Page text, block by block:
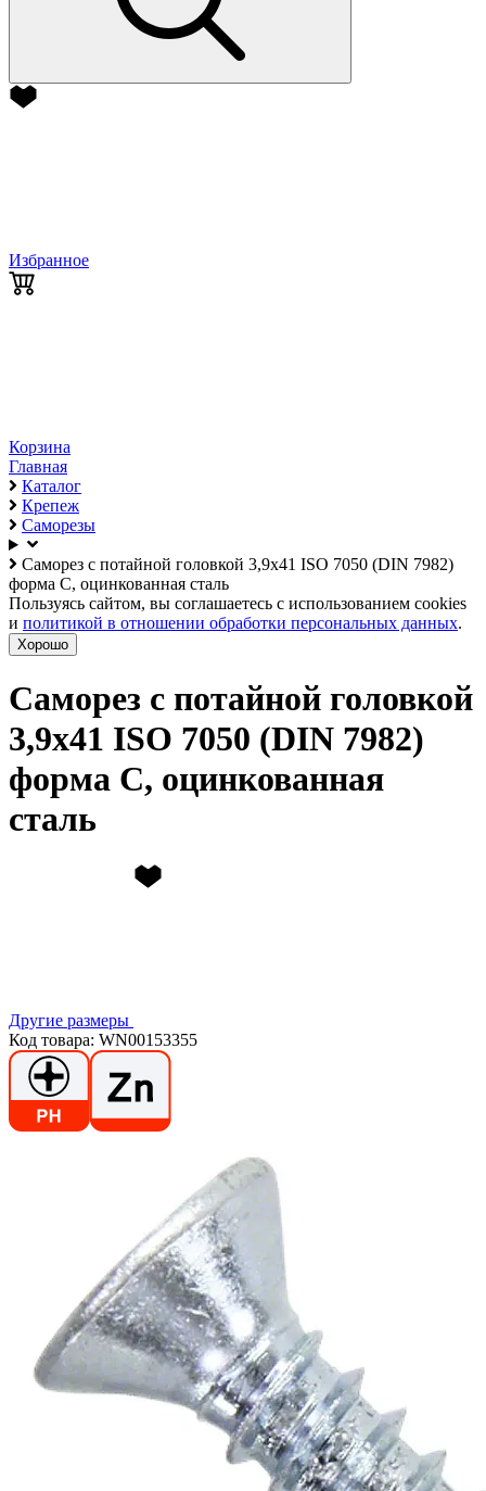
Избранное
Корзина
Главная
Каталог
Крепеж
Саморезы
Саморез с потайной головкой 3,9х41 ISO 7050 (DIN 7982)
форма C, оцинкованная сталь
Пользуясь сайтом, вы соглашаетесь с использованием cookies
и политикой в отношении обработки персональных данных.
Хорошо
Саморез с потайной головкой
3,9х41 ISO 7050 (DIN 7982)
форма C, оцинкованная
сталь
Другие размеры
Код товара: WN00153355